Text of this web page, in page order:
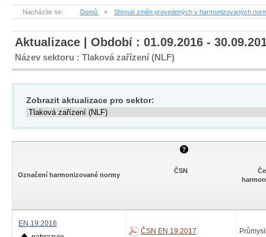
Nacházíte se: Domů » Shrnutí změn provedených v harmonizovaných
Aktualizace | Období : 01.09.2016 -
Název sektoru : Tlaková zařízení (NLF)
Zobrazit aktualizace pro sektor:
Označení harmonizované normy
ČSN
EN 19:2016
ČSN EN 19:2017